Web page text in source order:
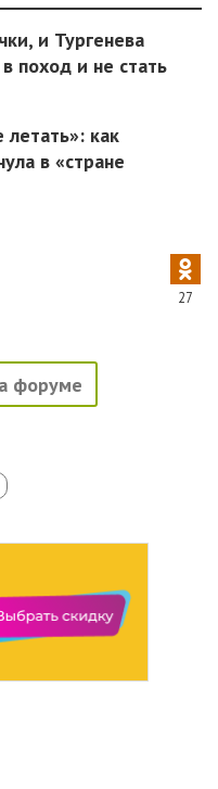
и Тургенева
поход и не стать
как
в «стране
27
форуме